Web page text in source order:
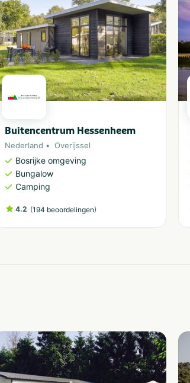
Buitencentrum Hessenheem
Nederland Overijssel
Bosrijke omgeving
Bungalow
Camping
4.2 (194 beoordelingen)